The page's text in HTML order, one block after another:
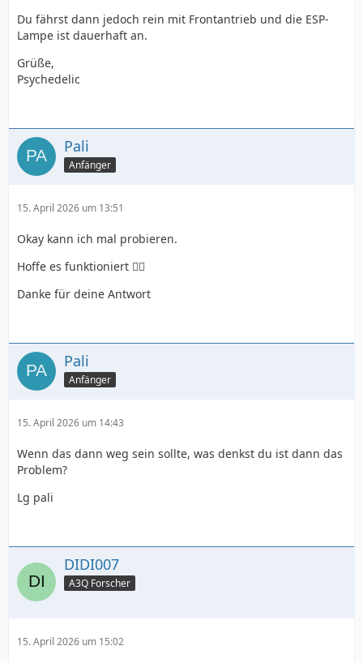
Du fährst dann jedoch rein mit Frontantrieb und die ESP-
Lampe ist dauerhaft an.
Grüße,
Psychedelic
Pali
Anfänger
15. April 2026 um 13:51
Okay kann ich mal probieren.
Hoffe es funktioniert 👍🏻
Danke für deine Antwort
Pali
Anfänger
15. April 2026 um 14:43
Wenn das dann weg sein sollte, was denkst du ist dann das
Problem?
Lg pali
DIDI007
A3Q Forscher
15. April 2026 um 15:02